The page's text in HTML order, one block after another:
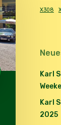
X308
Karl
Karl
2025